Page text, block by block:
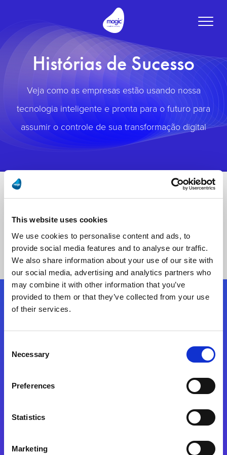
This website uses cookies
We use cookies to personalise content and ads, to
provide social media features and to analyse our traffic.
We also share information about your use of our site with
our social media, advertising and analytics partners who
may combine it with other information that you’ve
provided to them or that they’ve collected from your use
of their services.
Selection
Necessary
Preferences
Statistics
Marketing
Toggle
Histórias de Sucesso
Veja como as empresas estão usando nossa
tecnologia inteligente e pronta para o futuro para
assumir o controle de sua transformação digital
Siga-nos